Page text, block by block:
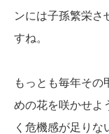
ンには子孫繁栄さ
すね。
もっとも毎年その
めの花を咲かせよ
く危機感が足りな